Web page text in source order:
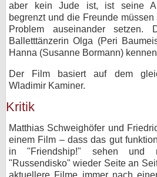
aber kein Jude ist, ist seine
begrenzt und die Freunde
Problem auseinander
Balletttänzerin Olga (Peri
Hanna (Susanne Bormann)
Der Film basiert auf dem
Wladimir Kaminer.
Kritik
Matthias Schweighöfer und
einem Film – dass das gut
in "Friendship!" sehen
"Russendisko" wieder Seite an
aktuellere Filme immer nach
Desktop-